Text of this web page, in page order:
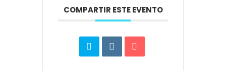
COMPARTIR ESTE EVENTO